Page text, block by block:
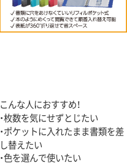
こんな人におすすめ！
・枚数を気にせずとじたい
・ポケットに入れたまま書類を差
し替えたい
・色を選んで使いたい